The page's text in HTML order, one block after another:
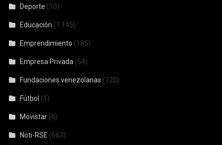
Deporte (10)
Educación (1.145)
Emprendimiento (185)
Empresa Privada (54)
Fundaciones venezolanas (120)
Fútbol (1)
Movistar (6)
Noti-RSE (663)